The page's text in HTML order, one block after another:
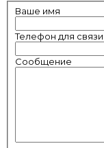
Ваше имя
Телефон для связи
Сообщение